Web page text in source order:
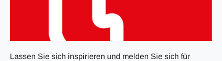
Lassen Sie sich inspirieren und melden Sie sich für